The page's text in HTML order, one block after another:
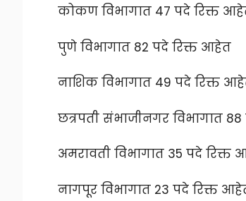
कोकण विभागात 47 पदे रिक्त
पुणे विभागात 82 पदे रिक्त आहेत
नाशिक विभागात 49 पदे रिक्त
छत्रपती संभाजीनगर विभागात
अमरावती विभागात 35 पदे रिक्त
नागपूर विभागात 23 पदे रिक्त